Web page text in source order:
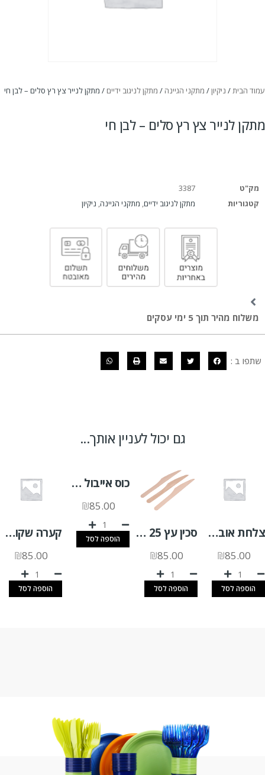
עמוד הבית/ ניקיון/ מתקני הגיינה / מתקן לניגוב ידיים / מתקן לנייר צץ רץ סלים – לבן חי
מתקן לנייר צץ רץ סלים – לבן חי
מק"ט
3387
קטגוריות
מתקן לניגוב ידיים, מתקני הגיינה, ניקיון
משלוח מהיר תוך 5 ימי עסקים
שתפו ב :
גם יכול לעניין אותך...
צלחת אובלית גדולה קנה סוכר א.500 יח'
₪85.00
הוספה לסל
סכין עץ 25 יח'
₪85.00
הוספה לסל
כוס אייבול 500 יח'
₪85.00
הוספה לסל קערה שקופה KTR 1000 + מכסה צמוד 280 יח'
₪85.00
הוספה לסל